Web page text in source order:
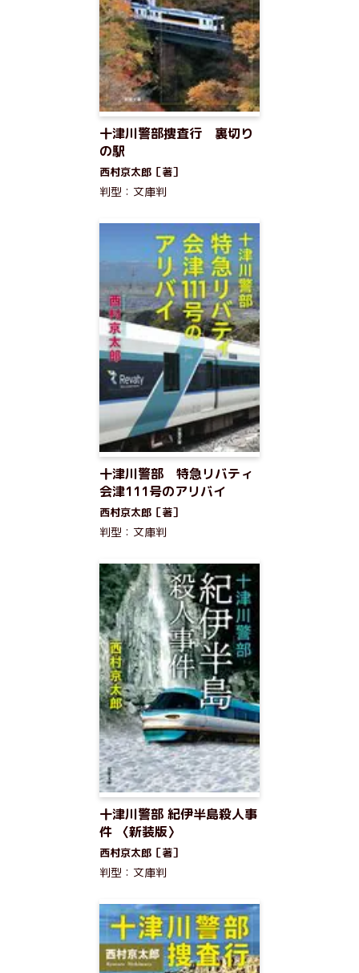
十津川警部捜査行 裏切り
の駅
西村京太郎［著］
判型：文庫判
十津川警部 特急リバティ
会津111号のアリバイ
西村京太郎［著］
判型：文庫判
十津川警部 紀伊半島殺人事
件 〈新装版〉
西村京太郎［著］
判型：文庫判